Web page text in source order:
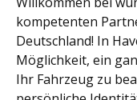
kompetenten
Deutschland! In
Möglichkeit, ein
Ihr Fahrzeug zu